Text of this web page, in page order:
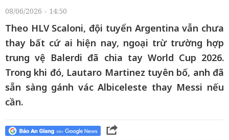
08/06/2026 - 14:50
Theo HLV Scaloni, đội tuyển Argentina vẫn chưa
thay bất cứ ai hiện nay, ngoại trừ trường hợp
trung vệ Balerdi đã chia tay World Cup 2026.
Trong khi đó, Lautaro Martinez tuyên bố, anh đã
sẵn sàng gánh vác Albiceleste thay Messi nếu
cần.